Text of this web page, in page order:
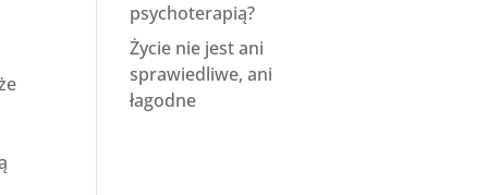
psychoterapią?
Życie nie jest ani
sprawiedliwe, ani
łagodne